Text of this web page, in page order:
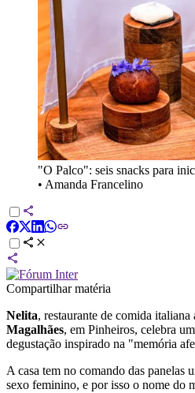
"O Palco": seis snacks para
• Amanda Francelino
Compartilhar matéria
Nelita, restaurante de comida
Magalhães, em Pinheiros, celebra
degustação inspirado na "memória
A casa tem no comando das panelas
sexo feminino, e por isso o nome do